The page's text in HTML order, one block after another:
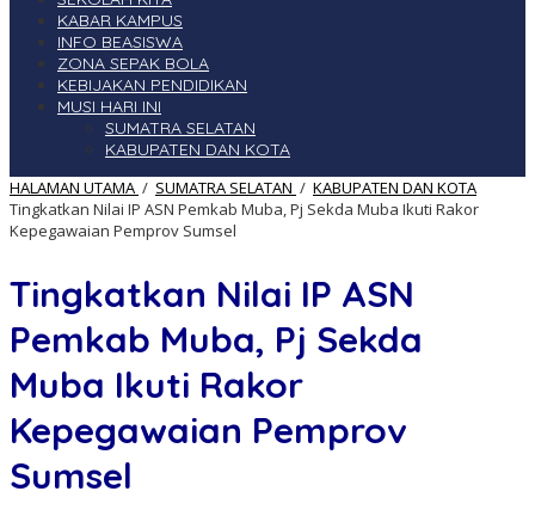
KABAR KAMPUS
INFO BEASISWA
ZONA SEPAK BOLA
KEBIJAKAN PENDIDIKAN
MUSI HARI INI
SUMATRA SELATAN
KABUPATEN DAN KOTA
HALAMAN UTAMA / SUMATRA SELATAN / KABUPATEN DAN KOTA
Tingkatkan Nilai IP ASN Pemkab Muba, Pj Sekda Muba Ikuti Rakor
Kepegawaian Pemprov Sumsel
Tingkatkan Nilai IP ASN
Pemkab Muba, Pj Sekda
Muba Ikuti Rakor
Kepegawaian Pemprov
Sumsel